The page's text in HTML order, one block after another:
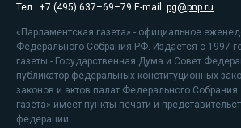
Тел.: +7 (495) 637–69–79 E-mail: pg@pnp.ru
«Парламентская газета» - официальное
Федерального Собрания РФ. Издается с 1997
газеты - Государственная Дума и Совет
публикатор федеральных конституционных
законов и актов палат Федерального
газета» имеет пункты печати и
федерации.